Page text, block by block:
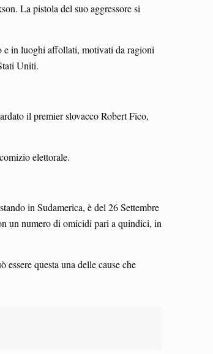
La pistola del suo aggressore si
e in luoghi affollati, motivati da ragioni
Uniti.
il premier slovacco Robert Fico,
elettorale.
in Sudamerica, è del 26 Settembre
un numero di omicidi pari a quindici, in
questa una delle cause che